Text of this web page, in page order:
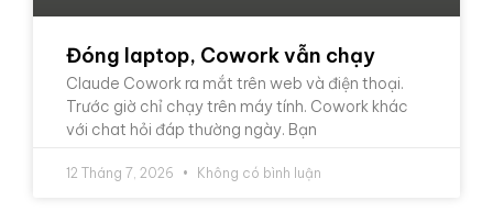
Đóng laptop, Cowork vẫn chạy
Claude Cowork ra mắt trên web và điện thoại.
Trước giờ chỉ chạy trên máy tính. Cowork khác
với chat hỏi đáp thường ngày. Bạn
12 Tháng 7, 2026 Không có bình luận